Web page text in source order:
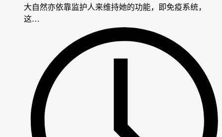
大自然亦依靠监护人来维持她的功能，即免疫系统，
这…